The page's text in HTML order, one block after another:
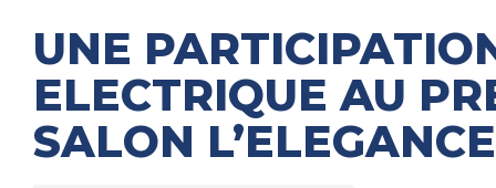
UNE
ELECTRIQUE AU
SALON